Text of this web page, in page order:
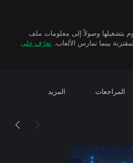
بتشغيلها وصولاً إلى معلومات ملف
تعرّف على
المراجعات المزيد